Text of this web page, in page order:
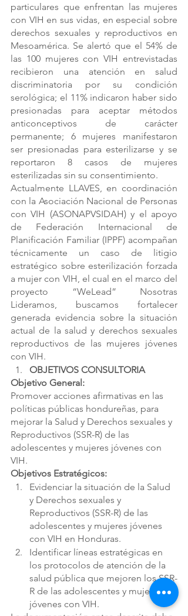
particulares que enfrentan las mujeres
con VIH en sus vidas, en especial sobre
derechos sexuales y reproductivos en
Mesoamérica. Se alertó que el 54% de
las 100 mujeres con VIH entrevistadas
recibieron una atención en salud
discriminatoria por su condición
serológica; el 11% indicaron haber sido
presionadas para aceptar métodos
anticonceptivos de carácter
permanente; 6 mujeres manifestaron
ser presionadas para esterilizarse y se
reportaron 8 casos de mujeres
esterilizadas sin su consentimiento.
Actualmente LLAVES, en coordinación
con la Asociación Nacional de Personas
con VIH (ASONAPVSIDAH) y el apoyo
de Federación Internacional de
Planificación Familiar (IPPF) acompañan
técnicamente un caso de litigio
estratégico sobre esterilización forzada
a mujer con VIH, el cual en el marco del
proyecto “WeLead” Nosotras
Lideramos, buscamos fortalecer
generada evidencia sobre la situación
actual de la salud y derechos sexuales
reproductivos de las mujeres jóvenes
con VIH.
OBJETIVOS CONSULTORIA
Objetivo General:
Promover acciones afirmativas en las
políticas públicas hondureñas, para
mejorar la Salud y Derechos sexuales y
Reproductivos (SSR-R) de las
adolescentes y mujeres jóvenes con
VIH.
Objetivos Estratégicos:
Evidenciar la situación de la Salud
y Derechos sexuales y
Reproductivos (SSR-R) de las
adolescentes y mujeres jóvenes
con VIH en Honduras.
Identificar líneas estratégicas en
los protocolos de atención de la
salud pública que mejoren los SSR-
R de las adolescentes y mujeres
jóvenes con VIH.